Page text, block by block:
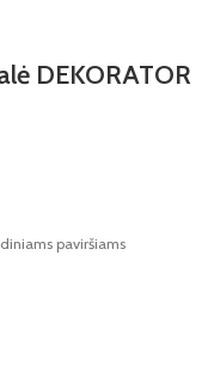
DEKORATOR
paviršiams